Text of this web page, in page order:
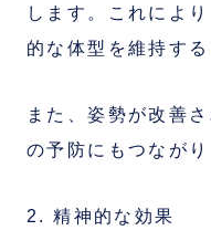
します。これによ
的な体型を維持す
また、姿勢が改善
の予防にもつながり
2. 精神的な効果